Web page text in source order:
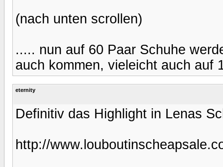
(nach unten scrollen)
..... nun auf 60 Paar Schuhe
auch kommen, vieleicht auch auf
eternity
Definitiv das Highlight in Lenas
http://